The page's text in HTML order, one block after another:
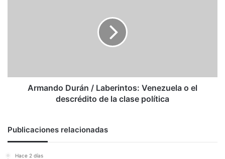
de
Armando Durán / Laberintos: Venezuela o el
descrédito de la clase política
Publicaciones relacionadas
Hace 2 días